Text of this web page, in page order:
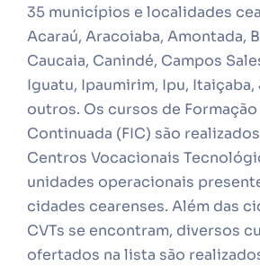
35 municípios e localidades
Acaraú, Aracoiaba, Amontada,
Caucaia, Canindé, Campos
Iguatu, Ipaumirim, Ipu, Itaiçaba,
outros. Os cursos de
Continuada (FIC) são
Centros Vocacionais
unidades operacionais
cidades cearenses. Além das
CVTs se encontram, diversos
ofertados na lista são